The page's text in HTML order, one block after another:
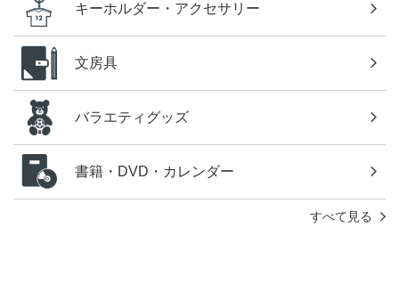
キーホルダー・アクセサリー
文房具
バラエティグッズ
書籍・DVD・カレンダー
すべて見る